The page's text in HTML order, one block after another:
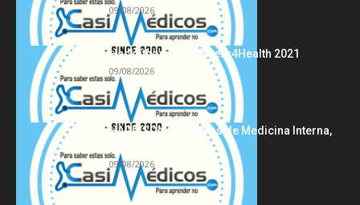
09/08/2026
Hackathon Innomakers4Health 2021
09/08/2026
HARRISON Principios de Medicina Interna,
09/08/2026